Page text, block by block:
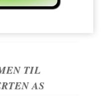
TIL
AS